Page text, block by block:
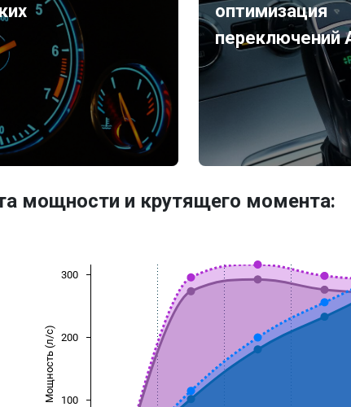
оптимизация
переключений
мощности и крутящего момента:
Мощность (л/с) 100
200
300